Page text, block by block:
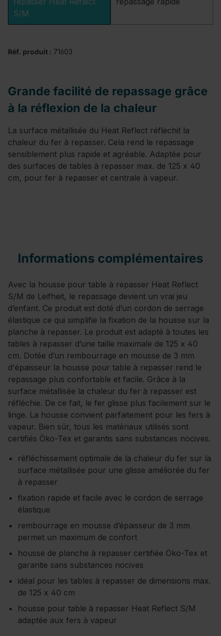
S/M
Réf. produit : 71603
Grande facilité de repassage grâce
à la réflexion de la chaleur
La surface métallisée du Heat Reflect réflechit la
chaleur du fer à repasser. Cela rend le repassage
sensiblement plus rapide et agréable. Adaptée pour
des surfaces de tables à repasser max. de 125 x 40
cm, pour fer à repasser et centrale à vapeur.
Informations complémentaires
Avec la housse pour table à repasser Heat Reflect
S/M de Leifheit, le repassage devient un vrai jeu
d’enfant. Ce produit est doté d’un cordon de serrage
élastique ce qui simplifie la fixation de la housse sur la
planche à repasser. Le produit est adapté à toutes les
tables à repasser d’une taille maximale de 125 x 40
cm. Dotée d’un rembourrage en mousse de 3 mm
d'épaisseur la housse pour table à repasser rend le
repassage plus confortable et facile. Grâce à la
surface métallisée la chaleur du fer à repasser est
réfléchie. De ce fait, le fer glisse plus facilement sur le
linge. La housse convient parfaitement pour les fers à
vapeur. Bien sûr, tous les matériaux utilisés sont
certifiés Öko-Tex et garantis sans substances nocives.
réfléchissement optimale de la chaleur du fer sur la
surface métallisée pour une glisse améliorée du fer
à repasser
fixation rapide et facile avec le cordon de serrage
élastique
rembourrage en mousse d’épaisseur de 3 mm
permet un maximum de confort
housse de planche à repasser certifiée Öko-Tex et
garantie sans substances nocives
idéal pour les tables à repasser de dimensions max.
de 125 x 40 cm
housse pour table à repasser Heat Reflect S/M
adaptée aux fers à vapeur